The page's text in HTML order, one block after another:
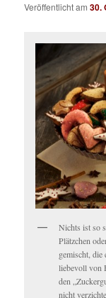
Veröffentlicht am30.
Nichts ist so
Plätzchen
gemischt, die
liebevoll von
den
nicht